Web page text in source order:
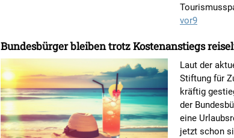
vor9
Bundesbürger bleiben trotz Kostenanstiegs
Laut der
Stiftung für
kräftig
der
eine
jetzt schon